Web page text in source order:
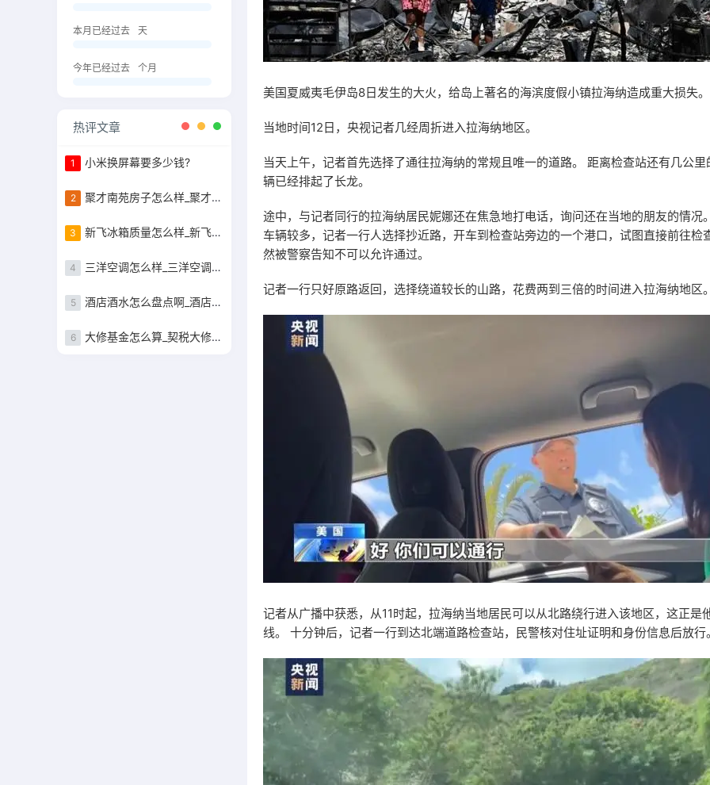
本月已经过去 天
今年已经过去 个月
热评文章
1 小米换屏幕要多少钱?
2 聚才南苑房子怎么样_聚才南苑的容积率是
3 新飞冰箱质量怎么样_新飞冰箱质量怎么样好不好
4 三洋空调怎么样_三洋空调怎么样好不好
5 酒店酒水怎么盘点啊_酒店酒水盘点表
6 大修基金怎么算_契税大修基金怎么算
美国夏威夷毛伊岛8日发生的大火，给岛上著名的海滨度假小镇拉海纳造成重大损失。
当地时间12日，央视记者几经周折进入拉海纳地区。
当天上午，记者首先选择了通往拉海纳的常规且唯一的道路。 距离检查站还有几公里
辆已经排起了长龙。
途中，与记者同行的拉海纳居民妮娜还在焦急地打电话，询问还在当地的朋友的情况
车辆较多，记者一行人选择抄近路，开车到检查站旁边的一个港口，试图直接前往检
然被警察告知不可以允许通过。
记者一行只好原路返回，选择绕道较长的山路，花费两到三倍的时间进入拉海纳地区
记者从广播中获悉，从11时起，拉海纳当地居民可以从北路绕行进入该地区，这正是
线。 十分钟后，记者一行到达北端道路检查站，民警核对住址证明和身份信息后放行